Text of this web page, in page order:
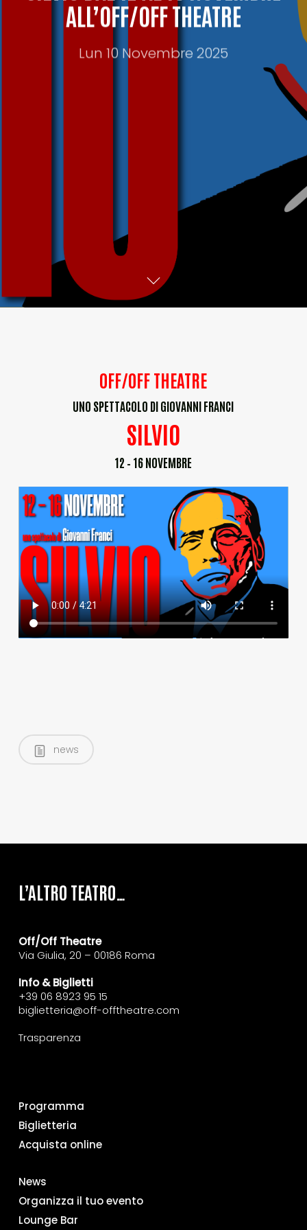
ALL’OFF/OFF THEATRE
Lun 10 Novembre 2025
OFF/OFF THEATRE
UNO SPETTACOLO DI GIOVANNI FRANCI
SILVIO
12 – 16 NOVEMBRE
news
L’ALTRO TEATRO…
Off/Off Theatre
Via Giulia, 20 – 00186 Roma
Info & Biglietti
+39 06 8923 95 15
biglietteria@off-offtheatre.com
Trasparenza
Programma
Biglietteria
Acquista online
News
Organizza il tuo evento
Lounge Bar